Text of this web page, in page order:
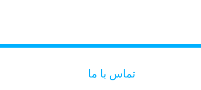
تماس با ما